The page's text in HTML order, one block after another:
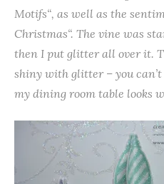
Motifs“, as well as the
Christmas“. The vine was
then I put glitter all over it.
shiny with glitter – you
my dining room table looks